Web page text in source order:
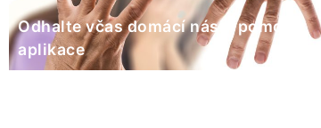
Odhalte včas domácí násilí pomocí
aplikace